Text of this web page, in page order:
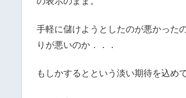
手軽に儲けようとしたのが悪かった
りが悪いのか．．．
もしかするとという淡い期待を込め